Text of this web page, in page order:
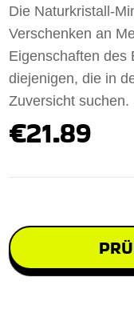
Die Naturkristall-
Verschenken an
Eigenschaften des
diejenigen, die in
Zuversicht suchen.
€21.89